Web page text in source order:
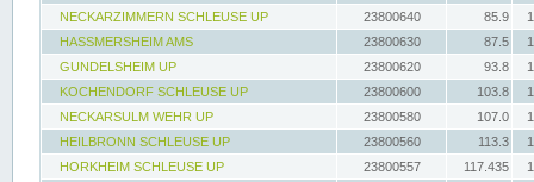
NECKARZIMMERN SCHLEUSE UP
23800640 85.9
HASSMERSHEIM AMS
23800630 87.5
GUNDELSHEIM UP
23800620 93.8
KOCHENDORF SCHLEUSE UP
23800600 103.8
NECKARSULM WEHR UP
23800580 107.0
HEILBRONN SCHLEUSE UP
23800560 113.3
HORKHEIM SCHLEUSE UP
23800557 117.435